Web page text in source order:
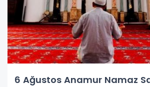
6 Ağustos Anamur Namaz